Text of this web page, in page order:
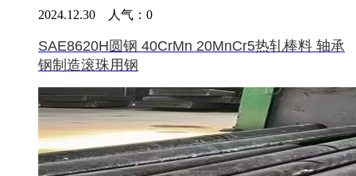
2024.12.30 人气： 0
SAE8620H圆钢 40CrMn 20MnCr5热轧棒料 轴承
钢制造滚珠用钢